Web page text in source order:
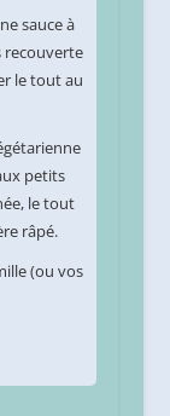
sauce à
recouverte
le tout au
petits
le tout
râpé.
(ou vos